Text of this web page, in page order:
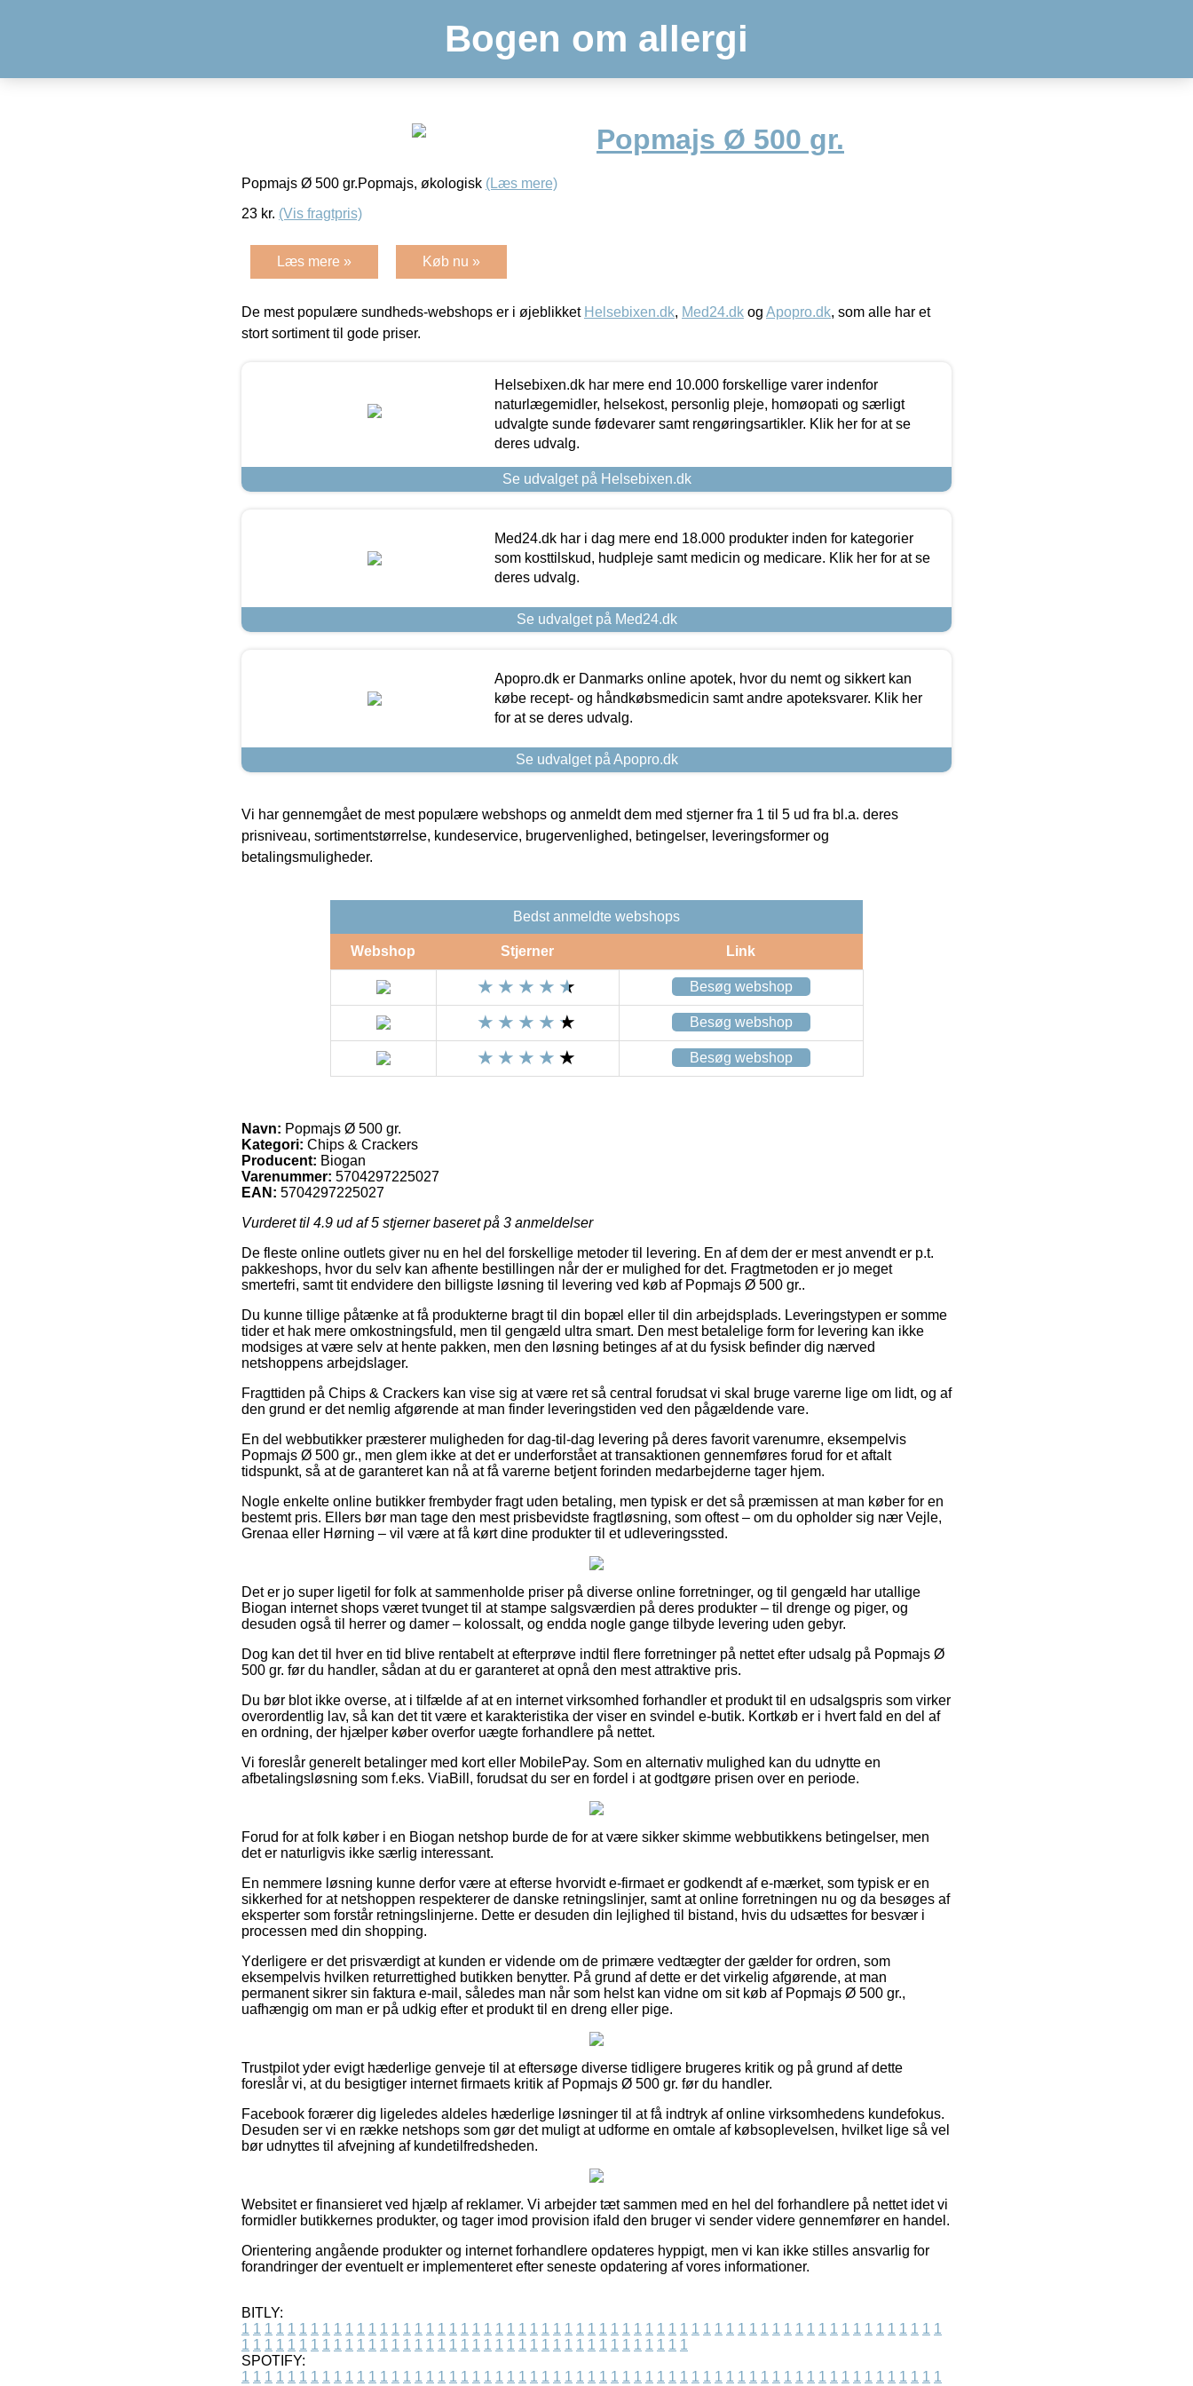
Bogen om allergi
Popmajs Ø 500 gr.
Popmajs Ø 500 gr.Popmajs, økologisk (Læs mere)
23 kr. (Vis fragtpris)
Læs mere » Køb nu »
De mest populære sundheds-webshops er i øjeblikket Helsebixen.dk, Med24.dk og Apopro.dk, som alle har et
stort sortiment til gode priser.
Helsebixen.dk har mere end 10.000 forskellige varer indenfor
naturlægemidler, helsekost, personlig pleje, homøopati og særligt
udvalgte sunde fødevarer samt rengøringsartikler. Klik her for at se
deres udvalg.
Se udvalget på Helsebixen.dk
Med24.dk har i dag mere end 18.000 produkter inden for kategorier
som kosttilskud, hudpleje samt medicin og medicare. Klik her for at se
deres udvalg.
Se udvalget på Med24.dk
Apopro.dk er Danmarks online apotek, hvor du nemt og sikkert kan
købe recept- og håndkøbsmedicin samt andre apoteksvarer. Klik her
for at se deres udvalg.
Se udvalget på Apopro.dk
Vi har gennemgået de mest populære webshops og anmeldt dem med stjerner fra 1 til 5 ud fra bl.a. deres
prisniveau, sortimentstørrelse, kundeservice, brugervenlighed, betingelser, leveringsformer og
betalingsmuligheder.
Bedst anmeldte webshops
Webshop Stjerner Link
Besøg webshop
Besøg webshop
Besøg webshop
Navn: Popmajs Ø 500 gr.
Kategori: Chips & Crackers
Producent: Biogan
Varenummer: 5704297225027
EAN: 5704297225027
Vurderet til 4.9 ud af 5 stjerner baseret på 3 anmeldelser
De fleste online outlets giver nu en hel del forskellige metoder til levering. En af dem der er mest anvendt er p.t.
pakkeshops, hvor du selv kan afhente bestillingen når der er mulighed for det. Fragtmetoden er jo meget
smertefri, samt tit endvidere den billigste løsning til levering ved køb af Popmajs Ø 500 gr..
Du kunne tillige påtænke at få produkterne bragt til din bopæl eller til din arbejdsplads. Leveringstypen er somme
tider et hak mere omkostningsfuld, men til gengæld ultra smart. Den mest betalelige form for levering kan ikke
modsiges at være selv at hente pakken, men den løsning betinges af at du fysisk befinder dig nærved
netshoppens arbejdslager.
Fragttiden på Chips & Crackers kan vise sig at være ret så central forudsat vi skal bruge varerne lige om lidt, og af
den grund er det nemlig afgørende at man finder leveringstiden ved den pågældende vare.
En del webbutikker præsterer muligheden for dag-til-dag levering på deres favorit varenumre, eksempelvis
Popmajs Ø 500 gr., men glem ikke at det er underforstået at transaktionen gennemføres forud for et aftalt
tidspunkt, så at de garanteret kan nå at få varerne betjent forinden medarbejderne tager hjem.
Nogle enkelte online butikker frembyder fragt uden betaling, men typisk er det så præmissen at man køber for en
bestemt pris. Ellers bør man tage den mest prisbevidste fragtløsning, som oftest – om du opholder sig nær Vejle,
Grenaa eller Hørning – vil være at få kørt dine produkter til et udleveringssted.
Det er jo super ligetil for folk at sammenholde priser på diverse online forretninger, og til gengæld har utallige
Biogan internet shops været tvunget til at stampe salgsværdien på deres produkter – til drenge og piger, og
desuden også til herrer og damer – kolossalt, og endda nogle gange tilbyde levering uden gebyr.
Dog kan det til hver en tid blive rentabelt at efterprøve indtil flere forretninger på nettet efter udsalg på Popmajs Ø
500 gr. før du handler, sådan at du er garanteret at opnå den mest attraktive pris.
Du bør blot ikke overse, at i tilfælde af at en internet virksomhed forhandler et produkt til en udsalgspris som virker
overordentlig lav, så kan det tit være et karakteristika der viser en svindel e-butik. Kortkøb er i hvert fald en del af
en ordning, der hjælper køber overfor uægte forhandlere på nettet.
Vi foreslår generelt betalinger med kort eller MobilePay. Som en alternativ mulighed kan du udnytte en
afbetalingsløsning som f.eks. ViaBill, forudsat du ser en fordel i at godtgøre prisen over en periode.
Forud for at folk køber i en Biogan netshop burde de for at være sikker skimme webbutikkens betingelser, men
det er naturligvis ikke særlig interessant.
En nemmere løsning kunne derfor være at efterse hvorvidt e-firmaet er godkendt af e-mærket, som typisk er en
sikkerhed for at netshoppen respekterer de danske retningslinjer, samt at online forretningen nu og da besøges af
eksperter som forstår retningslinjerne. Dette er desuden din lejlighed til bistand, hvis du udsættes for besvær i
processen med din shopping.
Yderligere er det prisværdigt at kunden er vidende om de primære vedtægter der gælder for ordren, som
eksempelvis hvilken returrettighed butikken benytter. På grund af dette er det virkelig afgørende, at man
permanent sikrer sin faktura e-mail, således man når som helst kan vidne om sit køb af Popmajs Ø 500 gr.,
uafhængig om man er på udkig efter et produkt til en dreng eller pige.
Trustpilot yder evigt hæderlige genveje til at eftersøge diverse tidligere brugeres kritik og på grund af dette
foreslår vi, at du besigtiger internet firmaets kritik af Popmajs Ø 500 gr. før du handler.
Facebook forærer dig ligeledes aldeles hæderlige løsninger til at få indtryk af online virksomhedens kundefokus.
Desuden ser vi en række netshops som gør det muligt at udforme en omtale af købsoplevelsen, hvilket lige så vel
bør udnyttes til afvejning af kundetilfredsheden.
Websitet er finansieret ved hjælp af reklamer. Vi arbejder tæt sammen med en hel del forhandlere på nettet idet vi
formidler butikkernes produkter, og tager imod provision ifald den bruger vi sender videre gennemfører en handel.
Orientering angående produkter og internet forhandlere opdateres hyppigt, men vi kan ikke stilles ansvarlig for
forandringer der eventuelt er implementeret efter seneste opdatering af vores informationer.
BITLY:
1 1 1 1 1 1 1 1 1 1 1 1 1 1 1 1 1 1 1 1 1 1 1 1 1 1 1 1 1 1 1 1 1 1 1 1 1 1 1 1 1 1 1 1 1 1 1 1 1 1 1 1 1 1 1 1 1 1 1 1 1
1 1 1 1 1 1 1 1 1 1 1 1 1 1 1 1 1 1 1 1 1 1 1 1 1 1 1 1 1 1 1 1 1 1 1 1 1 1 1
SPOTIFY:
1 1 1 1 1 1 1 1 1 1 1 1 1 1 1 1 1 1 1 1 1 1 1 1 1 1 1 1 1 1 1 1 1 1 1 1 1 1 1 1 1 1 1 1 1 1 1 1 1 1 1 1 1 1 1 1 1 1 1 1 1